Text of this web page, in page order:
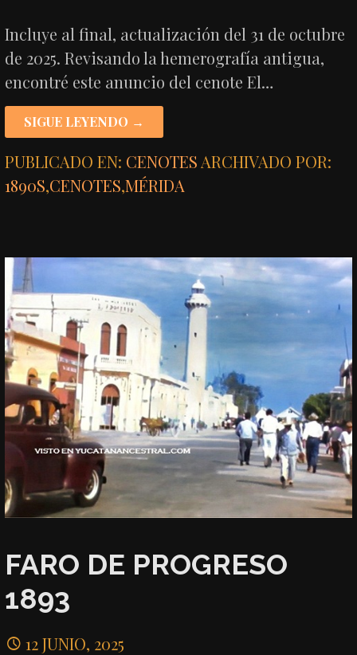
Incluye al final, actualización del 31 de octubre
de 2025. Revisando la hemerografía antigua,
encontré este anuncio del cenote El…
SIGUE LEYENDO →
PUBLICADO EN: CENOTES ARCHIVADO POR:
1890S,CENOTES,MÉRIDA
FARO DE PROGRESO
1893
12 JUNIO, 2025